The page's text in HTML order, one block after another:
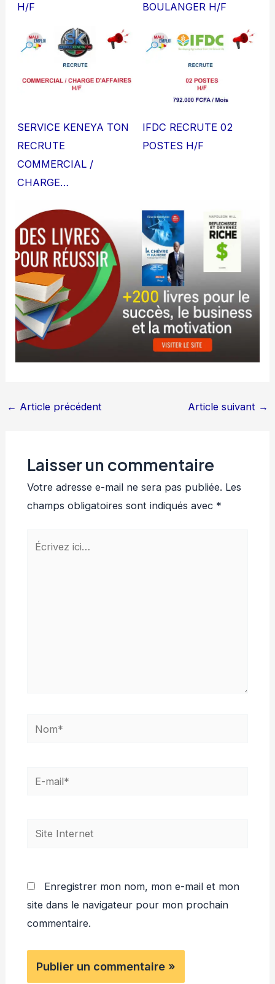
H/F
BOULANGER H/F
SERVICE KENEYA TON
RECRUTE
COMMERCIAL /
CHARGE…
IFDC RECRUTE 02
POSTES H/F
← Article précédent Article suivant →
Laisser un commentaire
Votre adresse e-mail ne sera pas publiée. Les
champs obligatoires sont indiqués avec *
Écrivez
Nom*
E-
Site
Enregistrer mon nom, mon e-mail et mon
site dans le navigateur pour mon prochain
commentaire.